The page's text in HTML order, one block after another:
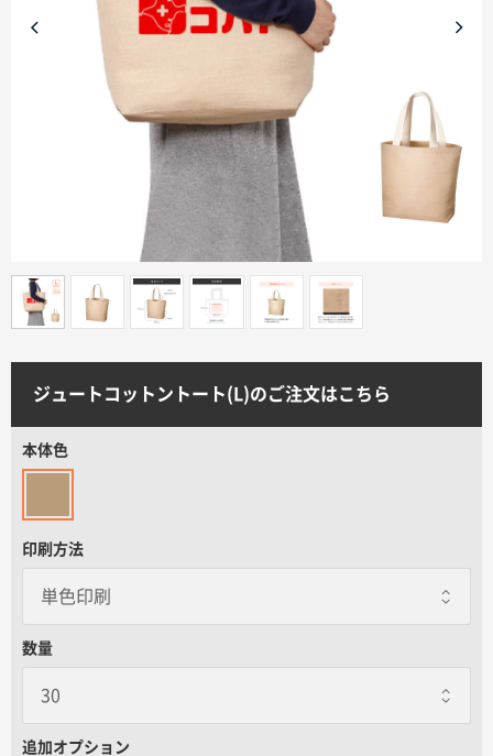
商品カテゴリーから探す
ターゲットから探す
目的・シーンから探す
イベントから探す
印刷色から探す
サイトメニュー
データ入稿ガイド
ジュートコットントート(L)のご注文はこちら
本体色
印刷方法
数量
追加オプション